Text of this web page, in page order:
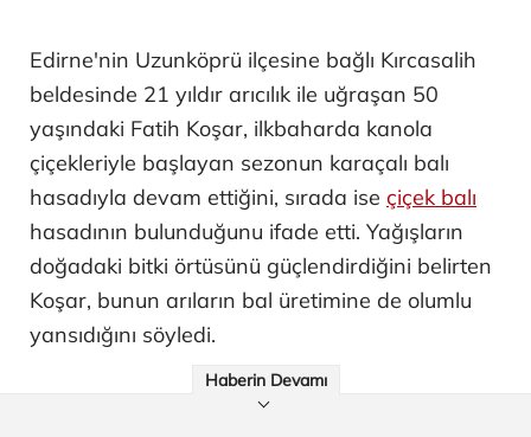
Edirne'nin Uzunköprü ilçesine bağlı Kırcasalih
beldesinde 21 yıldır arıcılık ile uğraşan 50
yaşındaki Fatih Koşar, ilkbaharda kanola
çiçekleriyle başlayan sezonun karaçalı balı
hasadıyla devam ettiğini, sırada ise çiçek balı
hasadının bulunduğunu ifade etti. Yağışların
doğadaki bitki örtüsünü güçlendirdiğini belirten
Koşar, bunun arıların bal üretimine de olumlu
yansıdığını söyledi.
Haberin Devamı